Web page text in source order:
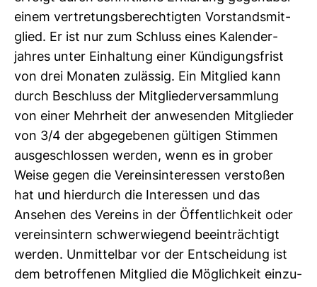
einem ver­tre­tungs­be­rech­tigten Vor­stands­mit­
glied. Er ist nur zum Schluss eines Kalen­der­
jahres unter Ein­hal­tung einer Kün­di­gungs­frist
von drei Monaten zulässig. Ein Mit­glied kann
durch Beschluss der Mit­glie­der­ver­samm­lung
von einer Mehr­heit der anwe­senden Mit­glieder
von 3/4 der abge­ge­benen gül­tigen Stimmen
aus­ge­schlossen werden, wenn es in grober
Weise gegen die Ver­eins­in­ter­essen ver­stoßen
hat und hier­durch die Inter­essen und das
Ansehen des Ver­eins in der Öffent­lich­keit oder
ver­eins­in­tern schwer­wie­gend beein­träch­tigt
werden. Unmit­telbar vor der Ent­schei­dung ist
dem betrof­fenen Mit­glied die Mög­lich­keit ein­zu­